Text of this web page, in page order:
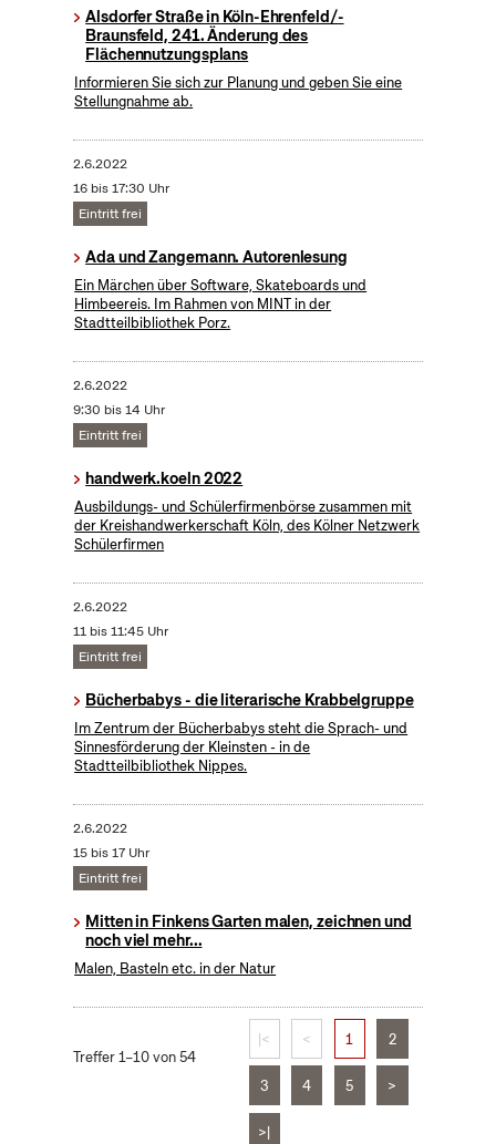
Alsdorfer Straße in Köln-Ehrenfeld/-
Braunsfeld, 241. Änderung des
Flächennutzungsplans
Informieren Sie sich zur Planung und geben Sie eine
Stellungnahme ab.
2.6.2022
16 bis 17:30 Uhr
Eintritt frei
Ada und Zangemann. Autorenlesung
Ein Märchen über Software, Skateboards und
Himbeereis. Im Rahmen von MINT in der
Stadtteilbibliothek Porz.
2.6.2022
9:30 bis 14 Uhr
Eintritt frei
handwerk.koeln 2022
Ausbildungs- und Schülerfirmenbörse zusammen mit
der Kreishandwerkerschaft Köln, des Kölner Netzwerk
Schülerfirmen
2.6.2022
11 bis 11:45 Uhr
Eintritt frei
Bücherbabys - die literarische Krabbelgruppe
Im Zentrum der Bücherbabys steht die Sprach- und
Sinnesförderung der Kleinsten - in de
Stadtteilbibliothek Nippes.
2.6.2022
15 bis 17 Uhr
Eintritt frei
Mitten in Finkens Garten malen, zeichnen und
noch viel mehr...
Malen, Basteln etc. in der Natur
Treffer 1–10 von 54
|< < 1 2
3 4 5 >
>|